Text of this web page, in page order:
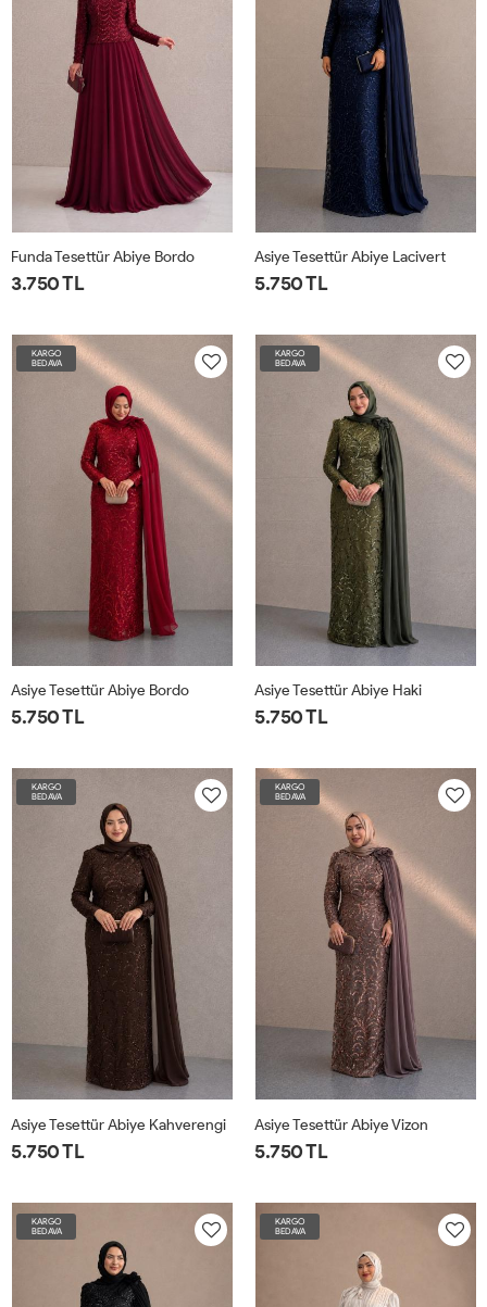
Funda Tesettür Abiye Bordo
3.750 TL
Asiye Tesettür Abiye Lacivert
5.750 TL
KARGO
BEDAVA
Asiye Tesettür Abiye Bordo
5.750 TL
KARGO
BEDAVA
Asiye Tesettür Abiye Haki
5.750 TL
KARGO
BEDAVA
Asiye Tesettür Abiye Kahverengi
5.750 TL
KARGO
BEDAVA
Asiye Tesettür Abiye Vizon
5.750 TL
KARGO
BEDAVA
KARGO
BEDAVA